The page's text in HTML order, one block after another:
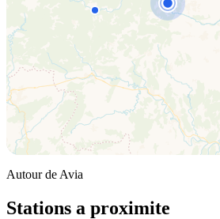
Autour de Avia
Stations a proximite